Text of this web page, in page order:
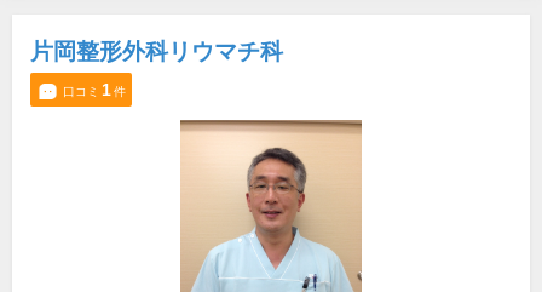
片岡整形外科リウマチ科
口コミ 1件